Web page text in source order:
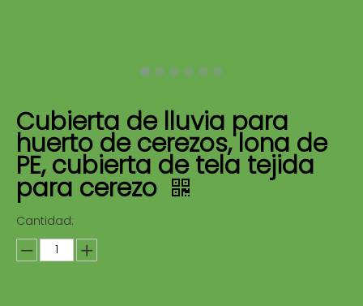
Cubierta de lluvia para
huerto de cerezos, lona de
PE, cubierta de tela tejida
para cerezo
Cantidad: